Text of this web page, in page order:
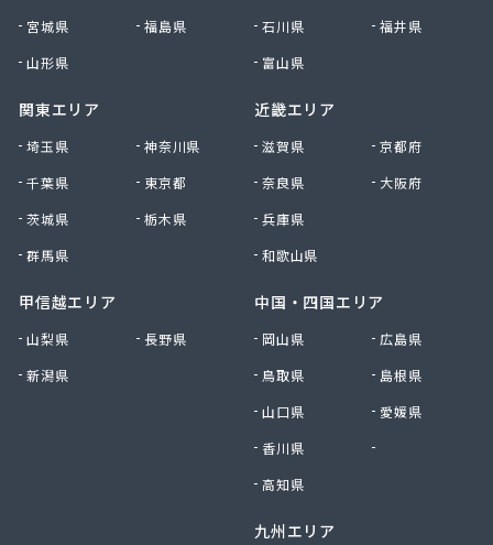
株式会社新東
株式会社森上製油所
株式会社杉浦林産給油所
株式会社清川商店
株式会社青木サービス
株式会社石川鉄沖商店
株式会社石泰商会
株式会社鷹羽商店
株式会社中部燃料
株式会社土川油店 L.P.G充填所
宮城県
福島県
山形県
関東エリア
埼玉県
神奈川県
千葉県
東京都
茨城県
栃木県
群馬県
甲信越エリア
山梨県
長野県
新潟県
石川県
福井県
富山県
近畿エリア
滋賀県
京都府
奈良県
大阪府
兵庫県
和歌山県
中国・四国エリア
岡山県
広島県
鳥取県
島根県
山口県
愛媛県
香川県
高知県
九州エリア